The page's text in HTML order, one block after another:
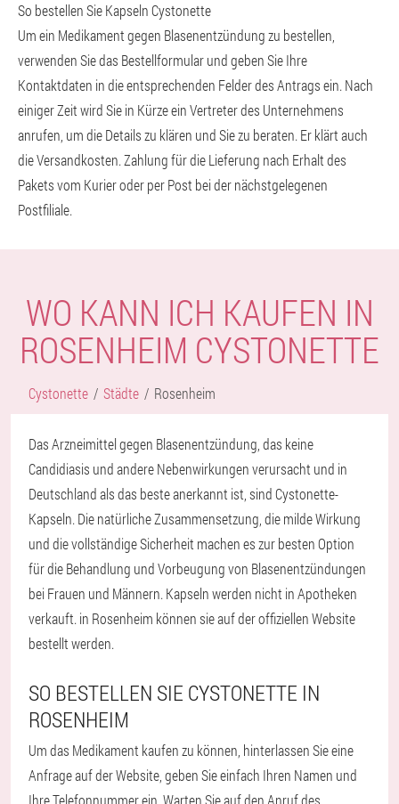
So bestellen Sie Kapseln Cystonette
Um ein Medikament gegen Blasenentzündung zu bestellen,
verwenden Sie das Bestellformular und geben Sie Ihre
Kontaktdaten in die entsprechenden Felder des Antrags ein. Nach
einiger Zeit wird Sie in Kürze ein Vertreter des Unternehmens
anrufen, um die Details zu klären und Sie zu beraten. Er klärt auch
die Versandkosten. Zahlung für die Lieferung nach Erhalt des
Pakets vom Kurier oder per Post bei der nächstgelegenen
Postfiliale.
WO KANN ICH KAUFEN IN
ROSENHEIM CYSTONETTE
Cystonette Städte Rosenheim
Das Arzneimittel gegen Blasenentzündung, das keine
Candidiasis und andere Nebenwirkungen verursacht und in
Deutschland als das beste anerkannt ist, sind Cystonette-
Kapseln. Die natürliche Zusammensetzung, die milde Wirkung
und die vollständige Sicherheit machen es zur besten Option
für die Behandlung und Vorbeugung von Blasenentzündungen
bei Frauen und Männern. Kapseln werden nicht in Apotheken
verkauft. in Rosenheim können sie auf der offiziellen Website
bestellt werden.
SO BESTELLEN SIE CYSTONETTE IN
ROSENHEIM
Um das Medikament kaufen zu können, hinterlassen Sie eine
Anfrage auf der Website, geben Sie einfach Ihren Namen und
Ihre Telefonnummer ein. Warten Sie auf den Anruf des